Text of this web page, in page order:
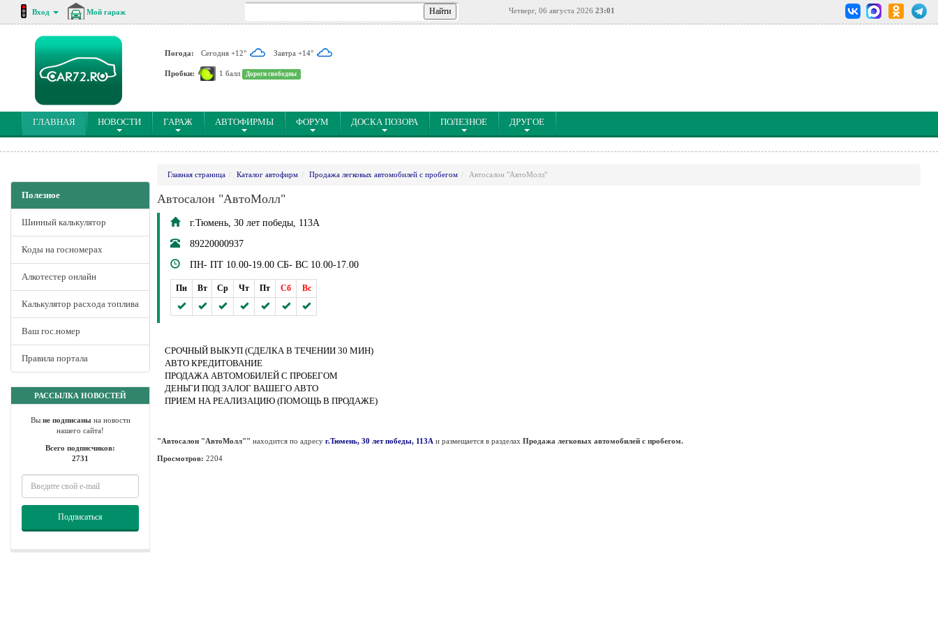
Вход Мой гараж Четверг, 06 августа 2026 23:01
Погода: Сегодня +12° Завтра +14°
Пробки: 1 балл Дороги свободны
ГЛАВНАЯ(CURRENT)
НОВОСТИ ГАРАЖ АВТОФИРМЫ ФОРУМ ДОСКА ПОЗОРА ПОЛЕЗНОЕ ДРУГОЕ
Полезное
Шинный калькулятор
Коды на госномерах
Алкотестер онлайн
Калькулятор расхода топлива
Ваш гос.номер
Правила портала
РАССЫЛКА НОВОСТЕЙ
Вы не подписанына новости
нашего сайта!
Всего подписчиков:
2731
Подписаться
Главная страница Каталог автофирм Продажа легковых автомобилей с пробегом Автосалон "АвтоМолл"
Автосалон "АвтоМолл"
г.Тюмень, 30 лет победы, 113А
89220000937
ПН- ПТ 10.00-19.00 СБ- ВС 10.00-17.00
Пн Вт Ср Чт Пт Сб Вс
СРОЧНЫЙ ВЫКУП (СДЕЛКА В ТЕЧЕНИИ 30 МИН)
АВТО КРЕДИТОВАНИЕ
ПРОДАЖА АВТОМОБИЛЕЙ С ПРОБЕГОМ
ДЕНЬГИ ПОД ЗАЛОГ ВАШЕГО АВТО
ПРИЕМ НА РЕАЛИЗАЦИЮ (ПОМОЩЬ В ПРОДАЖЕ)
"Автосалон "АвтоМолл"" находится по адресу г.Тюмень, 30 лет победы, 113А и размещается в разделах Продажа легковых автомобилей с пробегом.
Просмотров: 2204